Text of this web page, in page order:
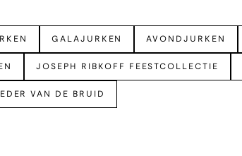
GALAJURKEN AVONDJURKEN
JOSEPH RIBKOFF FEESTCOLLECTIE
VAN DE BRUID